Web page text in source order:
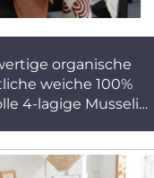
organische
weiche 100%
4-lagige Musselin